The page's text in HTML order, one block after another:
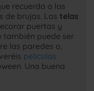
recuerda a las
de brujas. Las telas
puertas y
también puede ser
las paredes o,
películas
Una buena